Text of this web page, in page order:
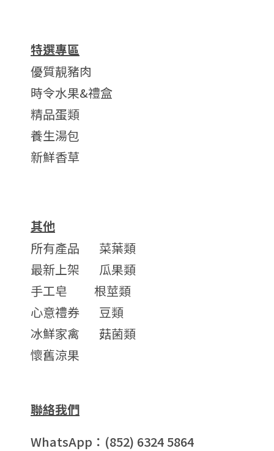
特選專區
優質靚豬肉
時令水果&禮盒
精品蛋類
養生湯包
新鮮香草
其他
所有產品
菜葉類
最新上架
瓜果類
手工皂
根莖類
心意禮券
豆類
冰鮮家禽
菇菌類
懷舊涼果
聯絡我們
WhatsApp：(852) 6324 5864